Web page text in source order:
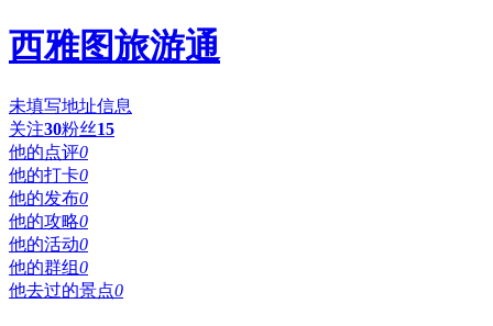
西雅图旅游通
未填写地址信息
关注30粉丝15
他的点评0
他的打卡0
他的发布0
他的攻略0
他的活动0
他的群组0
他去过的景点0